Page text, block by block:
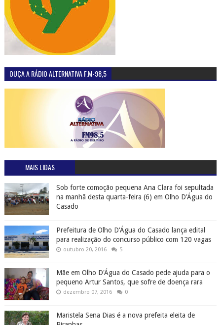
OUÇA A RÁDIO ALTERNATIVA F.M-98,5
MAIS LIDAS
Sob forte comoção pequena Ana Clara foi sepultada
na manhã desta quarta-feira (6) em Olho D'Água do
Casado
Prefeitura de Olho D'Água do Casado lança edital
para realização do concurso público com 120 vagas
outubro 20, 2016 5
Mãe em Olho D'Água do Casado pede ajuda para o
pequeno Artur Santos, que sofre de doença rara
dezembro 07, 2016 0
Maristela Sena Dias é a nova prefeita eleita de